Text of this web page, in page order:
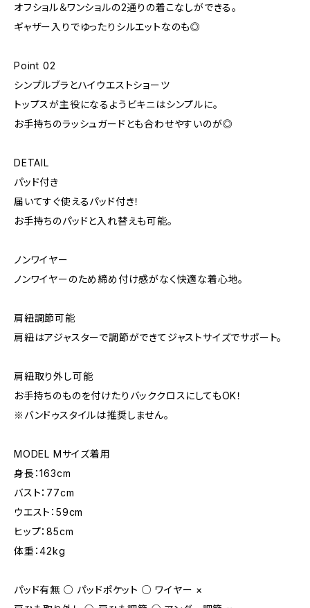
オフショル＆ワンショルの2通りの着こなしができる。
ギャザー入りでゆったりシルエットなのも◎
Point 02
シンプルブラとハイウエストショーツ
トップスが主役になるようビキニはシンプルに。
お手持ちのラッシュガードとも合わせやすいのが◎
DETAIL
パッド付き
届いてすぐ使えるパッド付き！
お手持ちのパッドと入れ替えも可能。
ノンワイヤー
ノンワイヤーのため締め付け感がなく快適な着心地。
肩紐調節可能
肩紐はアジャスターで調節ができてジャストサイズでサポート。
肩紐取り外し可能
お手持ちのものを付けたりバッククロスにしてもOK！
※バンドゥスタイルは推奨しません。
MODEL Mサイズ着用
身長：163cm
バスト：77cm
ウエスト：59cm
ヒップ：85cm
体重：42kg
パッド有無 ○ パッドポケット ○ ワイヤー ×